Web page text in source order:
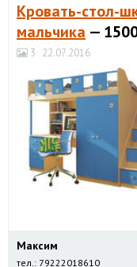
Кровать-стол-
мальчика —
3 22.07.2016
Максим
тел.: 79222018610